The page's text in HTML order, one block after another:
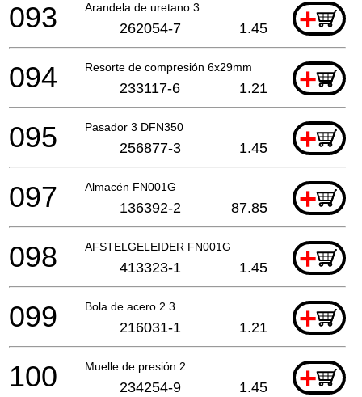
Arandela de uretano 3 +
093 262054-7 1.45
Resorte de compresión 6x29mm +
094 233117-6 1.21
Pasador 3 DFN350 +
095 256877-3 1.45
Almacén FN001G +
097 136392-2 87.85
AFSTELGELEIDER FN001G +
098 413323-1 1.45
Bola de acero 2.3 +
099 216031-1 1.21
Muelle de presión 2 +
100 234254-9 1.45